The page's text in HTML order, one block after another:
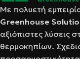
Με πολυετή
Greenhouse
αξιόπιστες λύσεις
θερμοκηπίων.